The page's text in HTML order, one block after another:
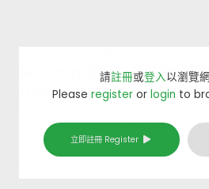
HKTVmall商戶加盟計劃免費
Free Consultation (15
為商戶提供15分鐘免費諮詢，了解
A free 15-minute consultation service
請註冊或登入以瀏覽
Please registeror login to
立即註冊 Register